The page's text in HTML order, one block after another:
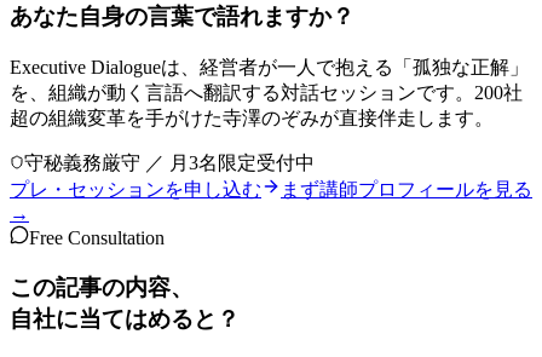
あなた自身の言葉で語れますか？
Executive Dialogueは、経営者が一人で抱える「孤独な正解」
を、組織が動く言語へ翻訳する対話セッションです。200社
超の組織変革を手がけた寺澤のぞみが直接伴走します。
守秘義務厳守 ／ 月3名限定受付中
プレ・セッションを申し込む
まず講師プロフィールを見る
→
Free Consultation
この記事の内容、
自社に当てはめると？